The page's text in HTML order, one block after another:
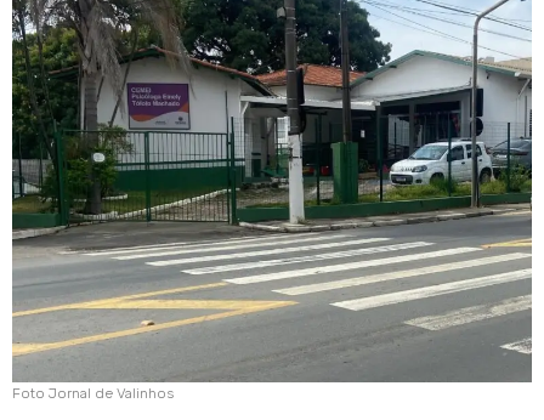
Foto Jornal de Valinhos